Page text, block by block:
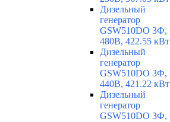
Дизельный
генератор
GSW510DO 3Ф,
480В, 422.55 кВт
Дизельный
генератор
GSW510DO 3Ф,
440В, 421.22 кВт
Дизельный
генератор
GSW510DO 3Ф,